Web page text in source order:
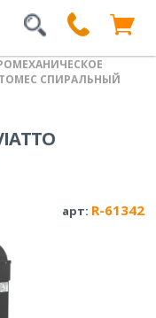
СПИРАЛЬНЫЙ
арт: R-61342